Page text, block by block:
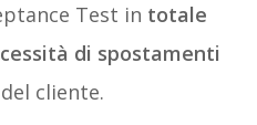
Test in totale
di spostamenti
cliente.